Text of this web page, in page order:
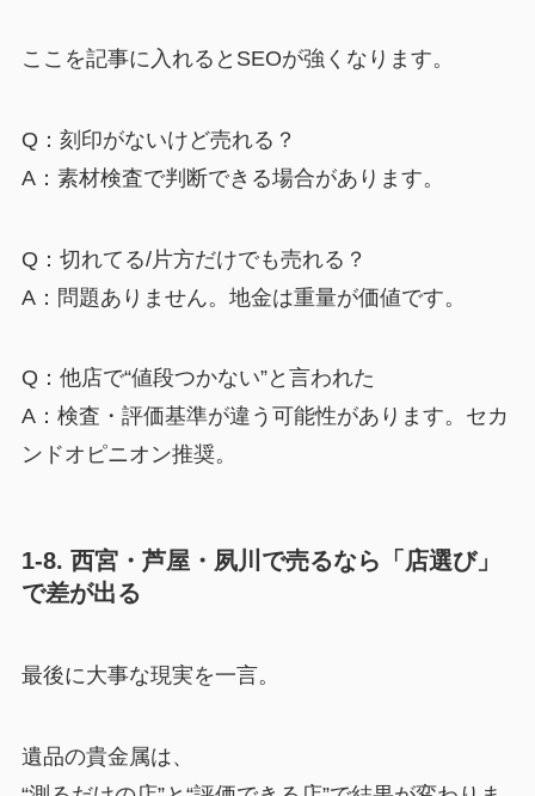
ここを記事に入れるとSEOが強くなります。
Q：刻印がないけど売れる？
A：素材検査で判断できる場合があります。
Q：切れてる/片方だけでも売れる？
A：問題ありません。地金は重量が価値です。
Q：他店で“値段つかない”と言われた
A：検査・評価基準が違う可能性があります。セカ
ンドオピニオン推奨。
1-8. 西宮・芦屋・夙川で売るなら「店選び」
で差が出る
最後に大事な現実を一言。
遺品の貴金属は、